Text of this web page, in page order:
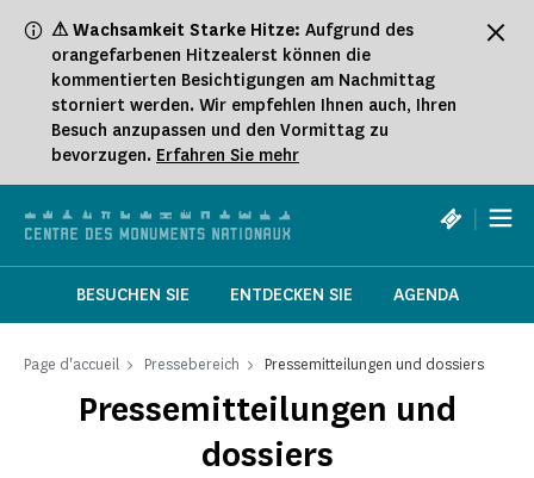
⚠ Wachsamkeit Starke Hitze: Aufgrund des
orangefarbenen Hitzealerst können die
kommentierten Besichtigungen am Nachmittag
storniert werden. Wir empfehlen Ihnen auch, Ihren
Besuch anzupassen und den Vormittag zu
bevorzugen. Erfahren Sie mehr
|
BESUCHEN SIE ENTDECKEN SIE AGENDA
Page d'accueil Pressebereich Pressemitteilungen und dossiers
Pressemitteilungen und
dossiers